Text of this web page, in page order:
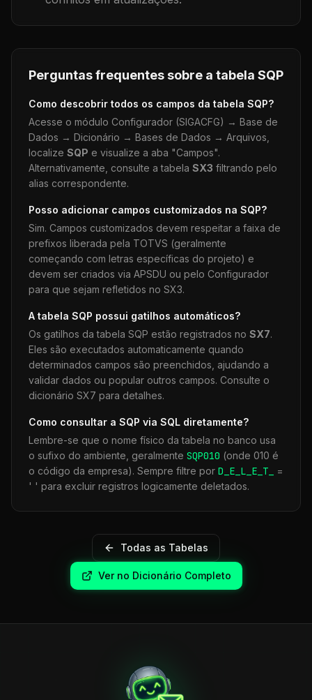
Perguntas frequentes sobre a tabela SQP
Como descobrir todos os campos da tabela SQP?
Acesse o módulo Configurador (SIGACFG) → Base de
Dados → Dicionário → Bases de Dados → Arquivos,
localize SQP e visualize a aba "Campos".
Alternativamente, consulte a tabela SX3 filtrando pelo
alias correspondente.
Posso adicionar campos customizados na SQP?
Sim. Campos customizados devem respeitar a faixa de
prefixos liberada pela TOTVS (geralmente
começando com letras específicas do projeto) e
devem ser criados via APSDU ou pelo Configurador
para que sejam refletidos no SX3.
A tabela SQP possui gatilhos automáticos?
Os gatilhos da tabela SQP estão registrados no SX7.
Eles são executados automaticamente quando
determinados campos são preenchidos, ajudando a
validar dados ou popular outros campos. Consulte o
dicionário SX7 para detalhes.
Como consultar a SQP via SQL diretamente?
Lembre-se que o nome físico da tabela no banco usa
o sufixo do ambiente, geralmente SQP010 (onde 010 é
o código da empresa). Sempre filtre por D_E_L_E_T_
=
' ' para excluir registros logicamente deletados.
Todas as Tabelas
Ver no Dicionário Completo